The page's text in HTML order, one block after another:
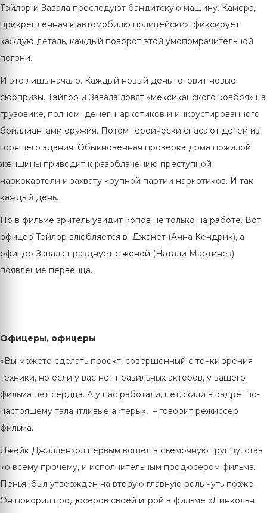
Тэйлор и Завала преследуют бандитскую машину. Камера,
прикрепленная к автомобилю полицейских, фиксирует
каждую деталь, каждый поворот этой умопомрачительной
погони.
И это лишь начало. Каждый новый день готовит новые
сюрпризы. Тэйлор и Завала ловят «мексиканского ковбоя» на
грузовике, полном денег, наркотиков и инкрустированного
бриллиантами оружия. Потом героически спасают детей из
горящего здания. Обыкновенная проверка дома пожилой
женщины приводит к разоблачению преступной
наркокартели и захвату крупной партии наркотиков. И так
каждый день.
Но в фильме зритель увидит копов не только на работе. Вот
офицер Тэйлор влюбляется в Джанет (Анна Кендрик), а
офицер Завала празднует с женой (Натали Мартинез)
появление первенца.
Офицеры, офицеры
«Вы можете сделать проект, совершенный с точки зрения
техники, но если у вас нет правильных актеров, у вашего
фильма нет сердца. А у нас работали, нет, жили в кадре по-
настоящему талантливые актеры», – говорит режиссер
фильма.
Джейк Джилленхол первым вошел в съемочную группу, став
ко всему прочему, и исполнительным продюсером фильма.
Пенья был утвержден на вторую главную роль чуть позже.
Он покорил продюсеров своей игрой в фильме «Линкольн